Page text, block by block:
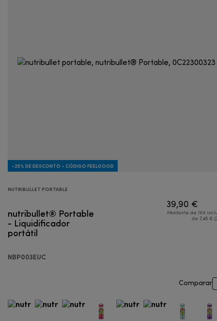
-25% DE DESCONTO - CÓDIGO FEELGOOD
NUTRIBULLET PORTABLE
nutribullet® Portable
- Liquidificador
portátil
NBP003EUC
39,90 €
Montante de IVA
de 7,46 €
Comparar